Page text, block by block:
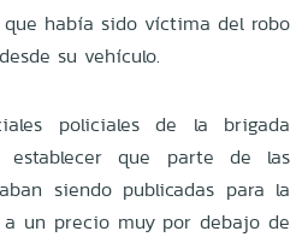
había sido víctima del robo
su vehículo.
policiales de la brigada
establecer que parte de las
siendo publicadas para la
a un precio muy por debajo de